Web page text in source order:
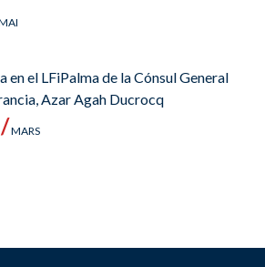
en el LFiPalma de la Cónsul General
Azar Agah Ducrocq
MARS